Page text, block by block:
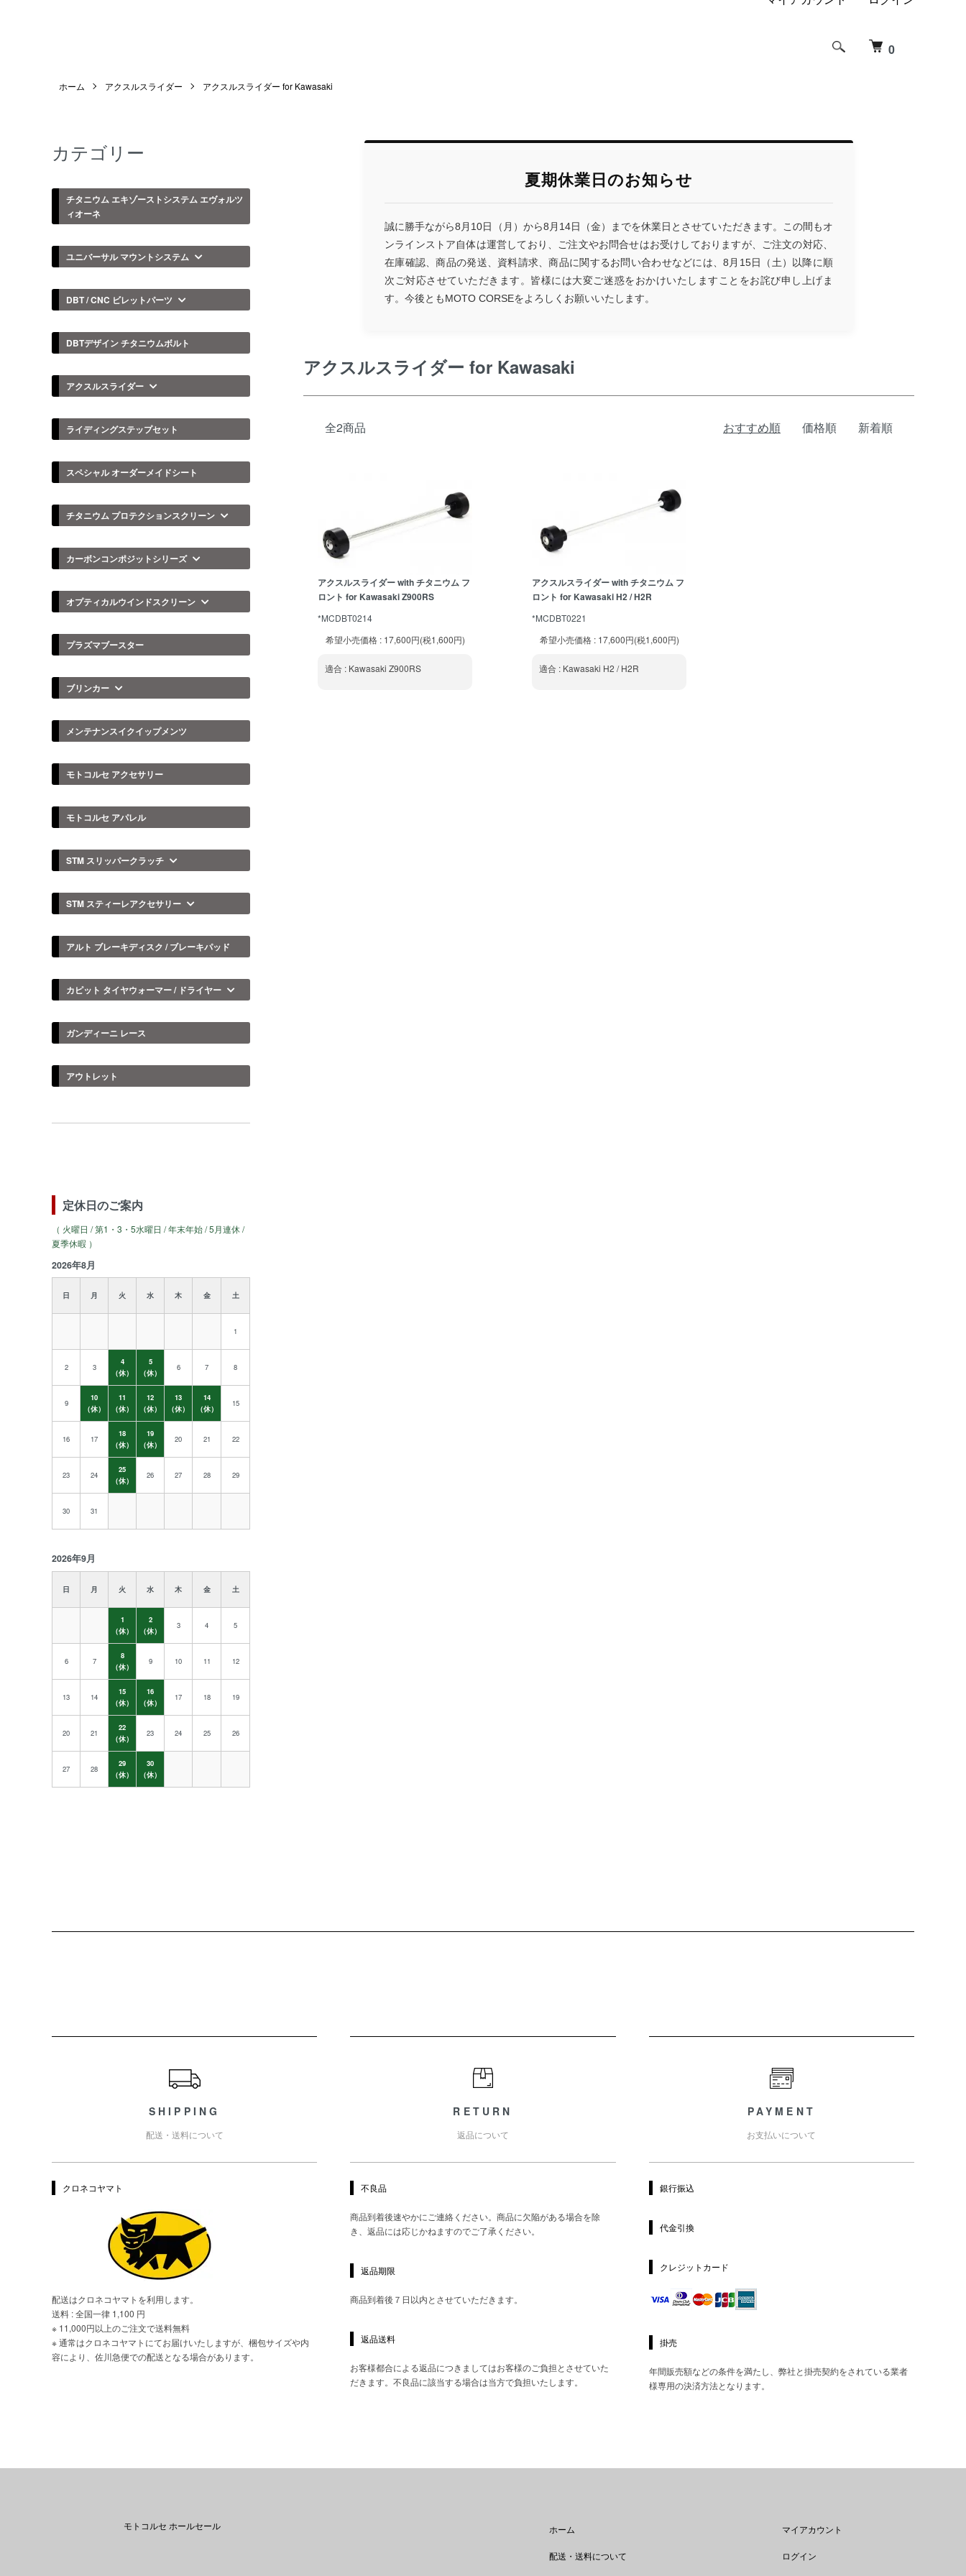
0
ホーム アクスルスライダー アクスルスライダー for Kawasaki
カテゴリー
チタニウム エキゾーストシステム エヴォルツ
ィオーネ
ユニバーサル マウントシステム
DBT / CNC ビレットパーツ
DBTデザイン チタニウムボルト
アクスルスライダー
ライディングステップセット
スペシャル オーダーメイドシート
チタニウム プロテクションスクリーン
カーボンコンポジットシリーズ
オプティカルウインドスクリーン
プラズマブースター
ブリンカー
メンテナンスイクイップメンツ
モトコルセ アクセサリー
モトコルセ アパレル
STM スリッパークラッチ
STM スティーレアクセサリー
アルト ブレーキディスク / ブレーキパッド
カピット タイヤウォーマー / ドライヤー
ガンディーニ レース
アウトレット
定休日のご案内
（ 火曜日 / 第1・3・5水曜日 / 年末年始 / 5月連休 /
夏季休暇 ）
2026年8月
日 月 火 水 木 金 土
1
2 3
4
（休）
5
（休）
6 7 8
9
10
（休）
11
（休）
12
（休）
13
（休）
14
（休）
15
16 17
18
（休）
19
（休）
20 21 22
23 24
25
（休）
26 27 28 29
30 31
2026年9月
日 月 火 水 木 金 土
1
（休）
2
（休）
3 4 5
6 7
8
（休）
9 10 11 12
13 14
15
（休）
16
（休）
17 18 19
20 21
22
（休）
23 24 25 26
27 28
29
（休）
30
（休）
夏期休業日のお知らせ
誠に勝手ながら8月10日（月）から8月14日（金）までを休業日とさせていただきます。この間もオ
ンラインストア自体は運営しており、ご注文やお問合せはお受けしておりますが、ご注文の対応、
在庫確認、商品の発送、資料請求、商品に関するお問い合わせなどには、8月15日（土）以降に順
次ご対応させていただきます。皆様には大変ご迷惑をおかけいたしますことをお詫び申し上げま
す。今後ともMOTO CORSEをよろしくお願いいたします。
アクスルスライダー for Kawasaki
全2商品 おすすめ順 価格順 新着順
アクスルスライダー with チタニウム フ
ロント for Kawasaki Z900RS
*MCDBT0214
希望小売価格 : 17,600円(税1,600円)
適合 : Kawasaki Z900RS
アクスルスライダー with チタニウム フ
ロント for Kawasaki H2 / H2R
*MCDBT0221
希望小売価格 : 17,600円(税1,600円)
適合 : Kawasaki H2 / H2R
SHIPPING
配送・送料について
クロネコヤマト
配送はクロネコヤマトを利用します。
送料 : 全国一律 1,100 円
※ 11,000円以上のご注文で送料無料
※ 通常はクロネコヤマトにてお届けいたしますが、梱包サイズや内
容により、佐川急便での配送となる場合があります。
RETURN
返品について
不良品
商品到着後速やかにご連絡ください。商品に欠陥がある場合を除
き、返品には応じかねますのでご了承ください。
返品期限
商品到着後７日以内とさせていただきます。
返品送料
お客様都合による返品につきましてはお客様のご負担とさせていた
だきます。不良品に該当する場合は当方で負担いたします。
PAYMENT
お支払いについて
銀行振込
代金引換
クレジットカード
掛売
年間販売額などの条件を満たし、弊社と掛売契約をされている業者
様専用の決済方法となります。
モトコルセ ホールセール ホーム
配送・送料について
マイアカウント
ログイン